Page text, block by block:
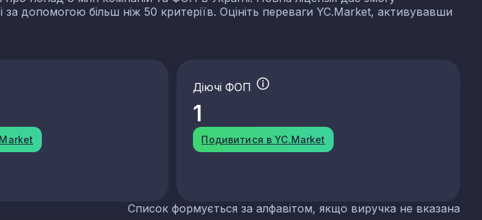
допомогою більш ніж 50 критеріїв. Оцініть переваги YC.Market, активувавши
Діючі ФОП
1
Подивитися в YC.Market
Список формується за алфавітом, якщо виручка не вказана